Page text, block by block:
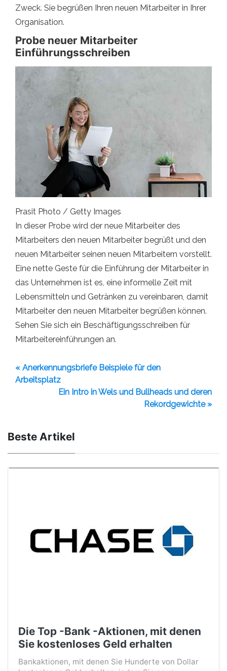
Zweck. Sie begrüßen Ihren neuen Mitarbeiter in Ihrer
Organisation.
Probe neuer Mitarbeiter
Einführungsschreiben
Prasit Photo / Getty Images
In dieser Probe wird der neue Mitarbeiter des
Mitarbeiters den neuen Mitarbeiter begrüßt und den
neuen Mitarbeiter seinen neuen Mitarbeitern vorstellt.
Eine nette Geste für die Einführung der Mitarbeiter in
das Unternehmen ist es, eine informelle Zeit mit
Lebensmitteln und Getränken zu vereinbaren, damit
Mitarbeiter den neuen Mitarbeiter begrüßen können.
Sehen Sie sich ein Beschäftigungsschreiben für
Mitarbeitereinführungen an.
« Anerkennungsbriefe Beispiele für den
Arbeitsplatz
Ein Intro in Wels und Bullheads und deren
Rekordgewichte »
Beste Artikel
Die Top -Bank -Aktionen, mit denen
Sie kostenloses Geld erhalten
Bankaktionen, mit denen Sie Hunderte von Dollar